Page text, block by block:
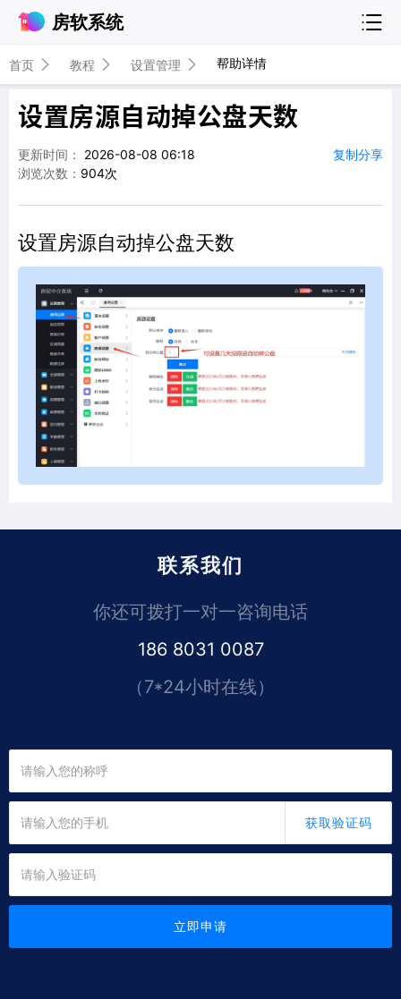
房软系统
首页 教程 设置管理 帮助详情
设置房源自动掉公盘天数
更新时间：
2026-08-08 06:18
浏览次数： 904次
复制分享
设置房源自动掉公盘天数
联系我们
你还可拨打一对一咨询电话
186 8031 0087
（7*24小时在线）
获取验证码
立即申请